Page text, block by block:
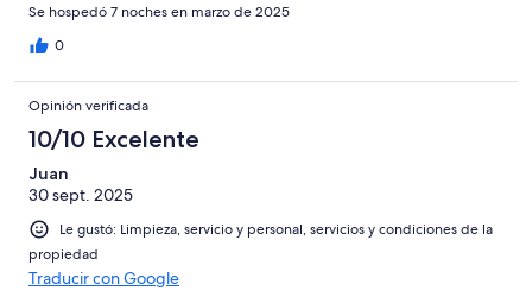
Se hospedó 7 noches en marzo de 2025
0
Opinión verificada
10/10 Excelente
Juan
30 sept. 2025
Le gustó: Limpieza, servicio y personal, servicios y condiciones de la
propiedad
Traducir con Google